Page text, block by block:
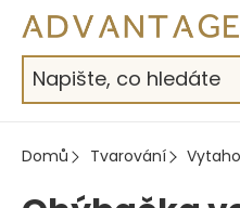
Přejít
obsah
Domů Tvarování